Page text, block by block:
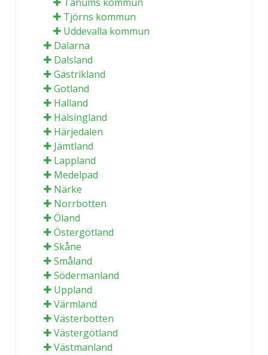
Tjörns kommun
Uddevalla kommun
Dalarna
Dalsland
Gästrikland
Gotland
Halland
Hälsingland
Härjedalen
Jämtland
Lappland
Medelpad
Närke
Norrbotten
Öland
Östergötland
Skåne
Småland
Södermanland
Uppland
Värmland
Västerbotten
Västergötland
Västmanland